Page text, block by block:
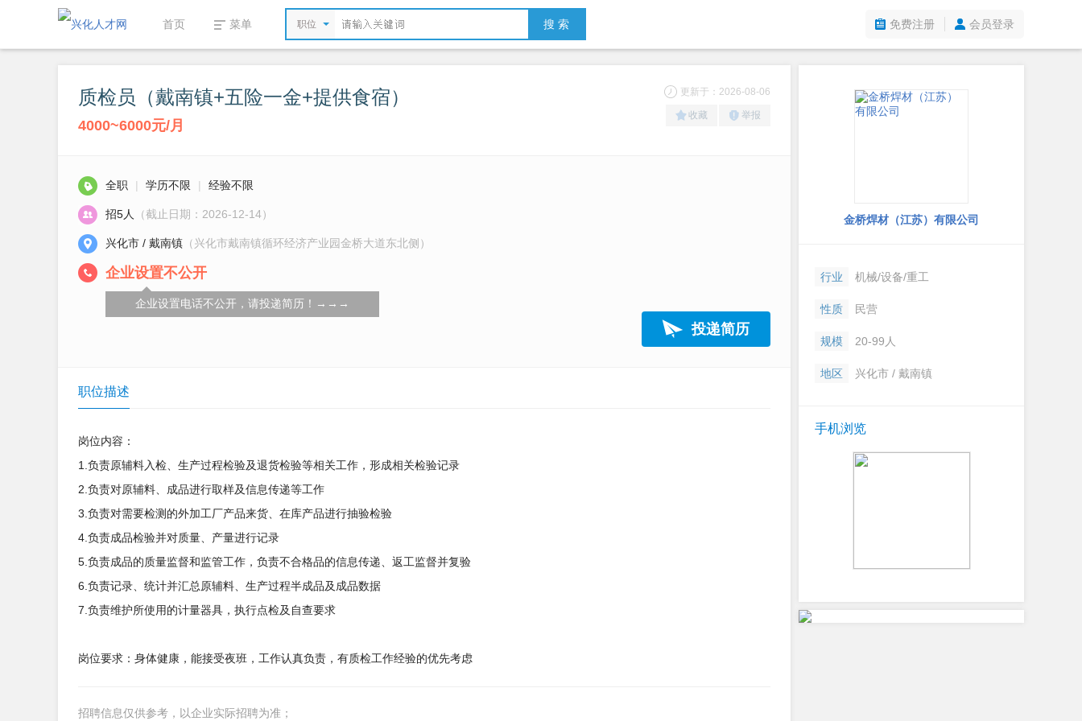
首页 菜单 职位 搜 索 免费注册 会员登录
质检员（戴南镇+五险一金+提供食宿）
4000~6000元/月
更新于：2026-08-06
收藏 举报
全职 | 学历不限 | 经验不限
招5人 （截止日期：2026-12-14）
兴化市 / 戴南镇 （兴化市戴南镇循环经济产业园金桥大道东北侧）
企业设置不公开
企业设置电话不公开，请投递简历！→→→
投递简历
职位描述
岗位内容：
1.负责原辅料入检、生产过程检验及退货检验等相关工作，形成相关检验记录
2.负责对原辅料、成品进行取样及信息传递等工作
3.负责对需要检测的外加工厂产品来货、在库产品进行抽验检验
4.负责成品检验并对质量、产量进行记录
5.负责成品的质量监督和监管工作，负责不合格品的信息传递、返工监督并复验
6.负责记录、统计并汇总原辅料、生产过程半成品及成品数据
7.负责维护所使用的计量器具，执行点检及自查要求
岗位要求：身体健康，能接受夜班，工作认真负责，有质检工作经验的优先考虑
招聘信息仅供参考，以企业实际招聘为准；
金桥焊材（江苏）有限公司
行业 机械/设备/重工
性质 民营
规模 20-99人
地区 兴化市 / 戴南镇
手机浏览